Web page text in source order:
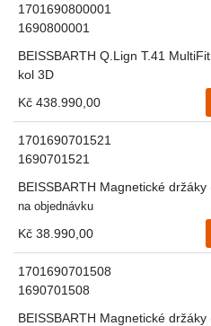
1701690800001
1690800001
BEISSBARTH Q.Lign T.41
kol 3D
Kč 438.990,00
1701690701521
1690701521
BEISSBARTH Magnetické
na objednávku
Kč 38.990,00
1701690701508
1690701508
BEISSBARTH Magnetické